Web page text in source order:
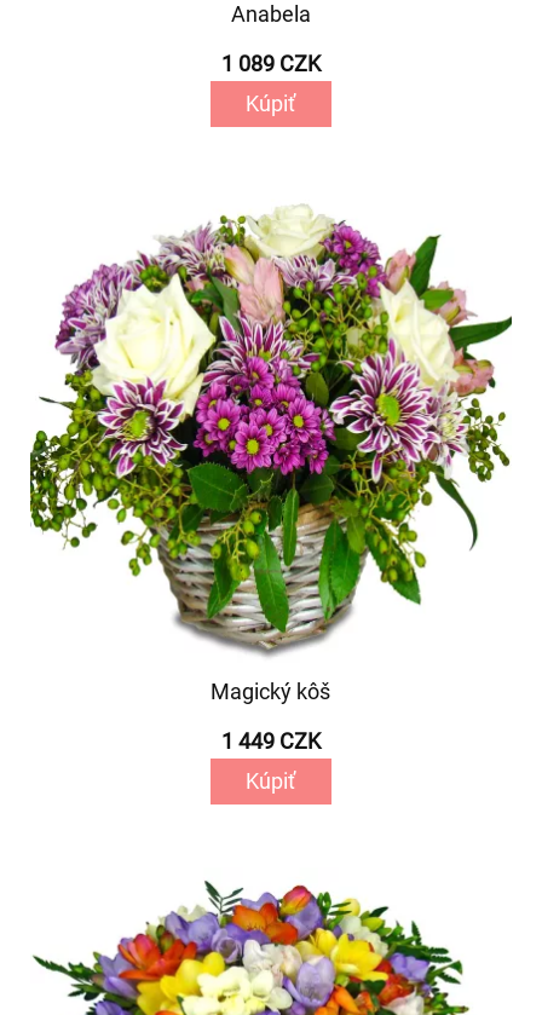
Anabela
1 089 CZK
Kúpiť
Magický kôš
1 449 CZK
Kúpiť